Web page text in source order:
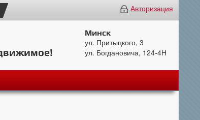
Авторизация
Минск
ул. Притыцкого, 3
ул. Богдановича, 124-4Н